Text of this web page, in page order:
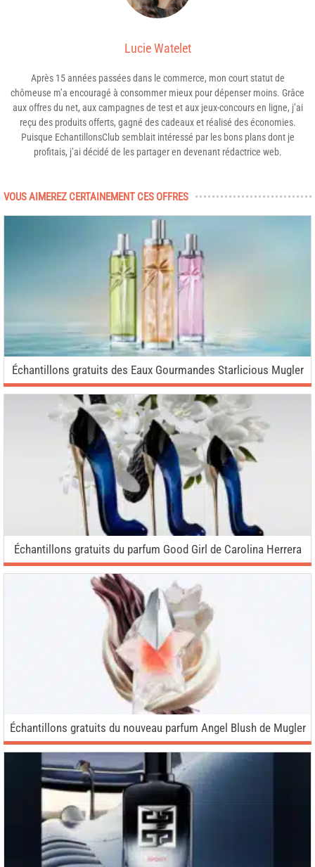
Lucie Watelet
Après 15 années passées dans le commerce, mon court statut de
chômeuse m’a encouragé à consommer mieux pour dépenser moins. Grâce
aux offres du net, aux campagnes de test et aux jeux-concours en ligne, j’ai
reçu des produits offerts, gagné des cadeaux et réalisé des économies.
Puisque EchantillonsClub semblait intéressé par les bons plans dont je
profitais, j’ai décidé de les partager en devenant rédactrice web.
VOUS AIMEREZ CERTAINEMENT CES OFFRES
Échantillons gratuits des Eaux Gourmandes Starlicious Mugler
Échantillons gratuits du parfum Good Girl de Carolina Herrera
Échantillons gratuits du nouveau parfum Angel Blush de Mugler